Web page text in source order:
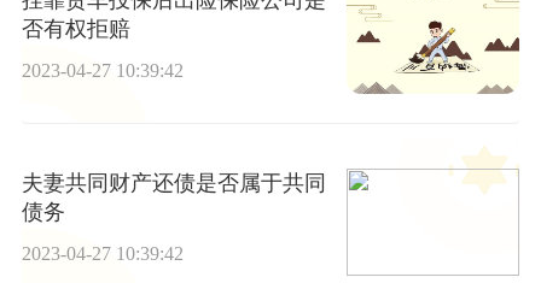
否有权拒赔
2023-04-27 10:39:42
夫妻共同财产还债是否属于共同
债务
2023-04-27 10:39:42